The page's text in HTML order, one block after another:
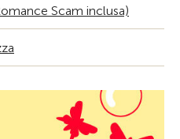
Scam inclusa)